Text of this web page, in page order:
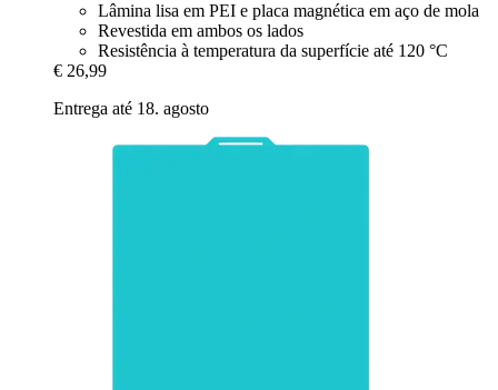
Lâmina lisa em PEI e placa magnética em aço de mola
Revestida em ambos os lados
Resistência à temperatura da superfície até 120 °C
€ 26,99
Entrega até 18. agosto